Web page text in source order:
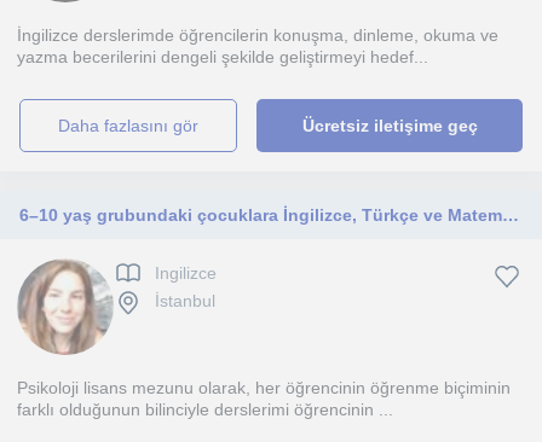
İngilizce derslerimde öğrencilerin konuşma, dinleme, okuma ve
yazma becerilerini dengeli şekilde geliştirmeyi hedef...
daha fazlasını gör Ücretsiz iletişime geç
6–10 yaş grubundaki çocuklara İngilizce, Türkçe ve Matematik dersleri verebilirim.
Ingilizce
İstanbul
Psikoloji lisans mezunu olarak, her öğrencinin öğrenme biçiminin
farklı olduğunun bilinciyle derslerimi öğrencinin ...